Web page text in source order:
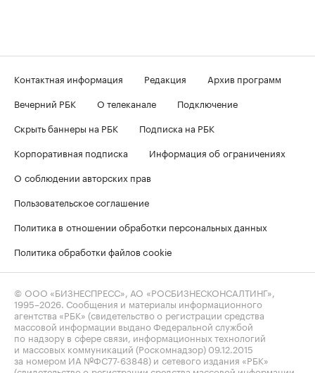
Контактная информация Редакция
Архив программ
Вечерний РБК
О телеканале
Подключение
Скрыть баннеры на РБК
Подписка на РБК
Корпоративная подписка
Информация об ограничениях
О соблюдении авторских прав
Пользовательское соглашение
Политика в отношении обработки персональных данных
Политика обработки файлов cookie
© ООО «БИЗНЕСПРЕСС», АО «РОСБИЗНЕСКОНСАЛТИНГ»,
1995–2026 . Сообщения и материалы информационного
агентства «РБК» (свидетельство о регистрации средства
массовой информации выдано Федеральной службой
по надзору в сфере связи, информационных технологий
и массовых коммуникаций (Роскомнадзор) 09.12.2015
за номером ИА №ФС77-63848) и сетевого издания «РБК»